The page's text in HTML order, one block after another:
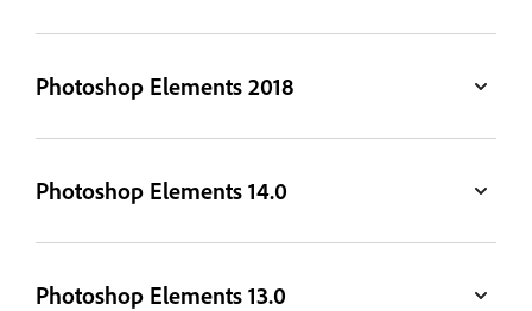
Photoshop Elements 2018
Photoshop Elements 14.0
Photoshop Elements 13.0